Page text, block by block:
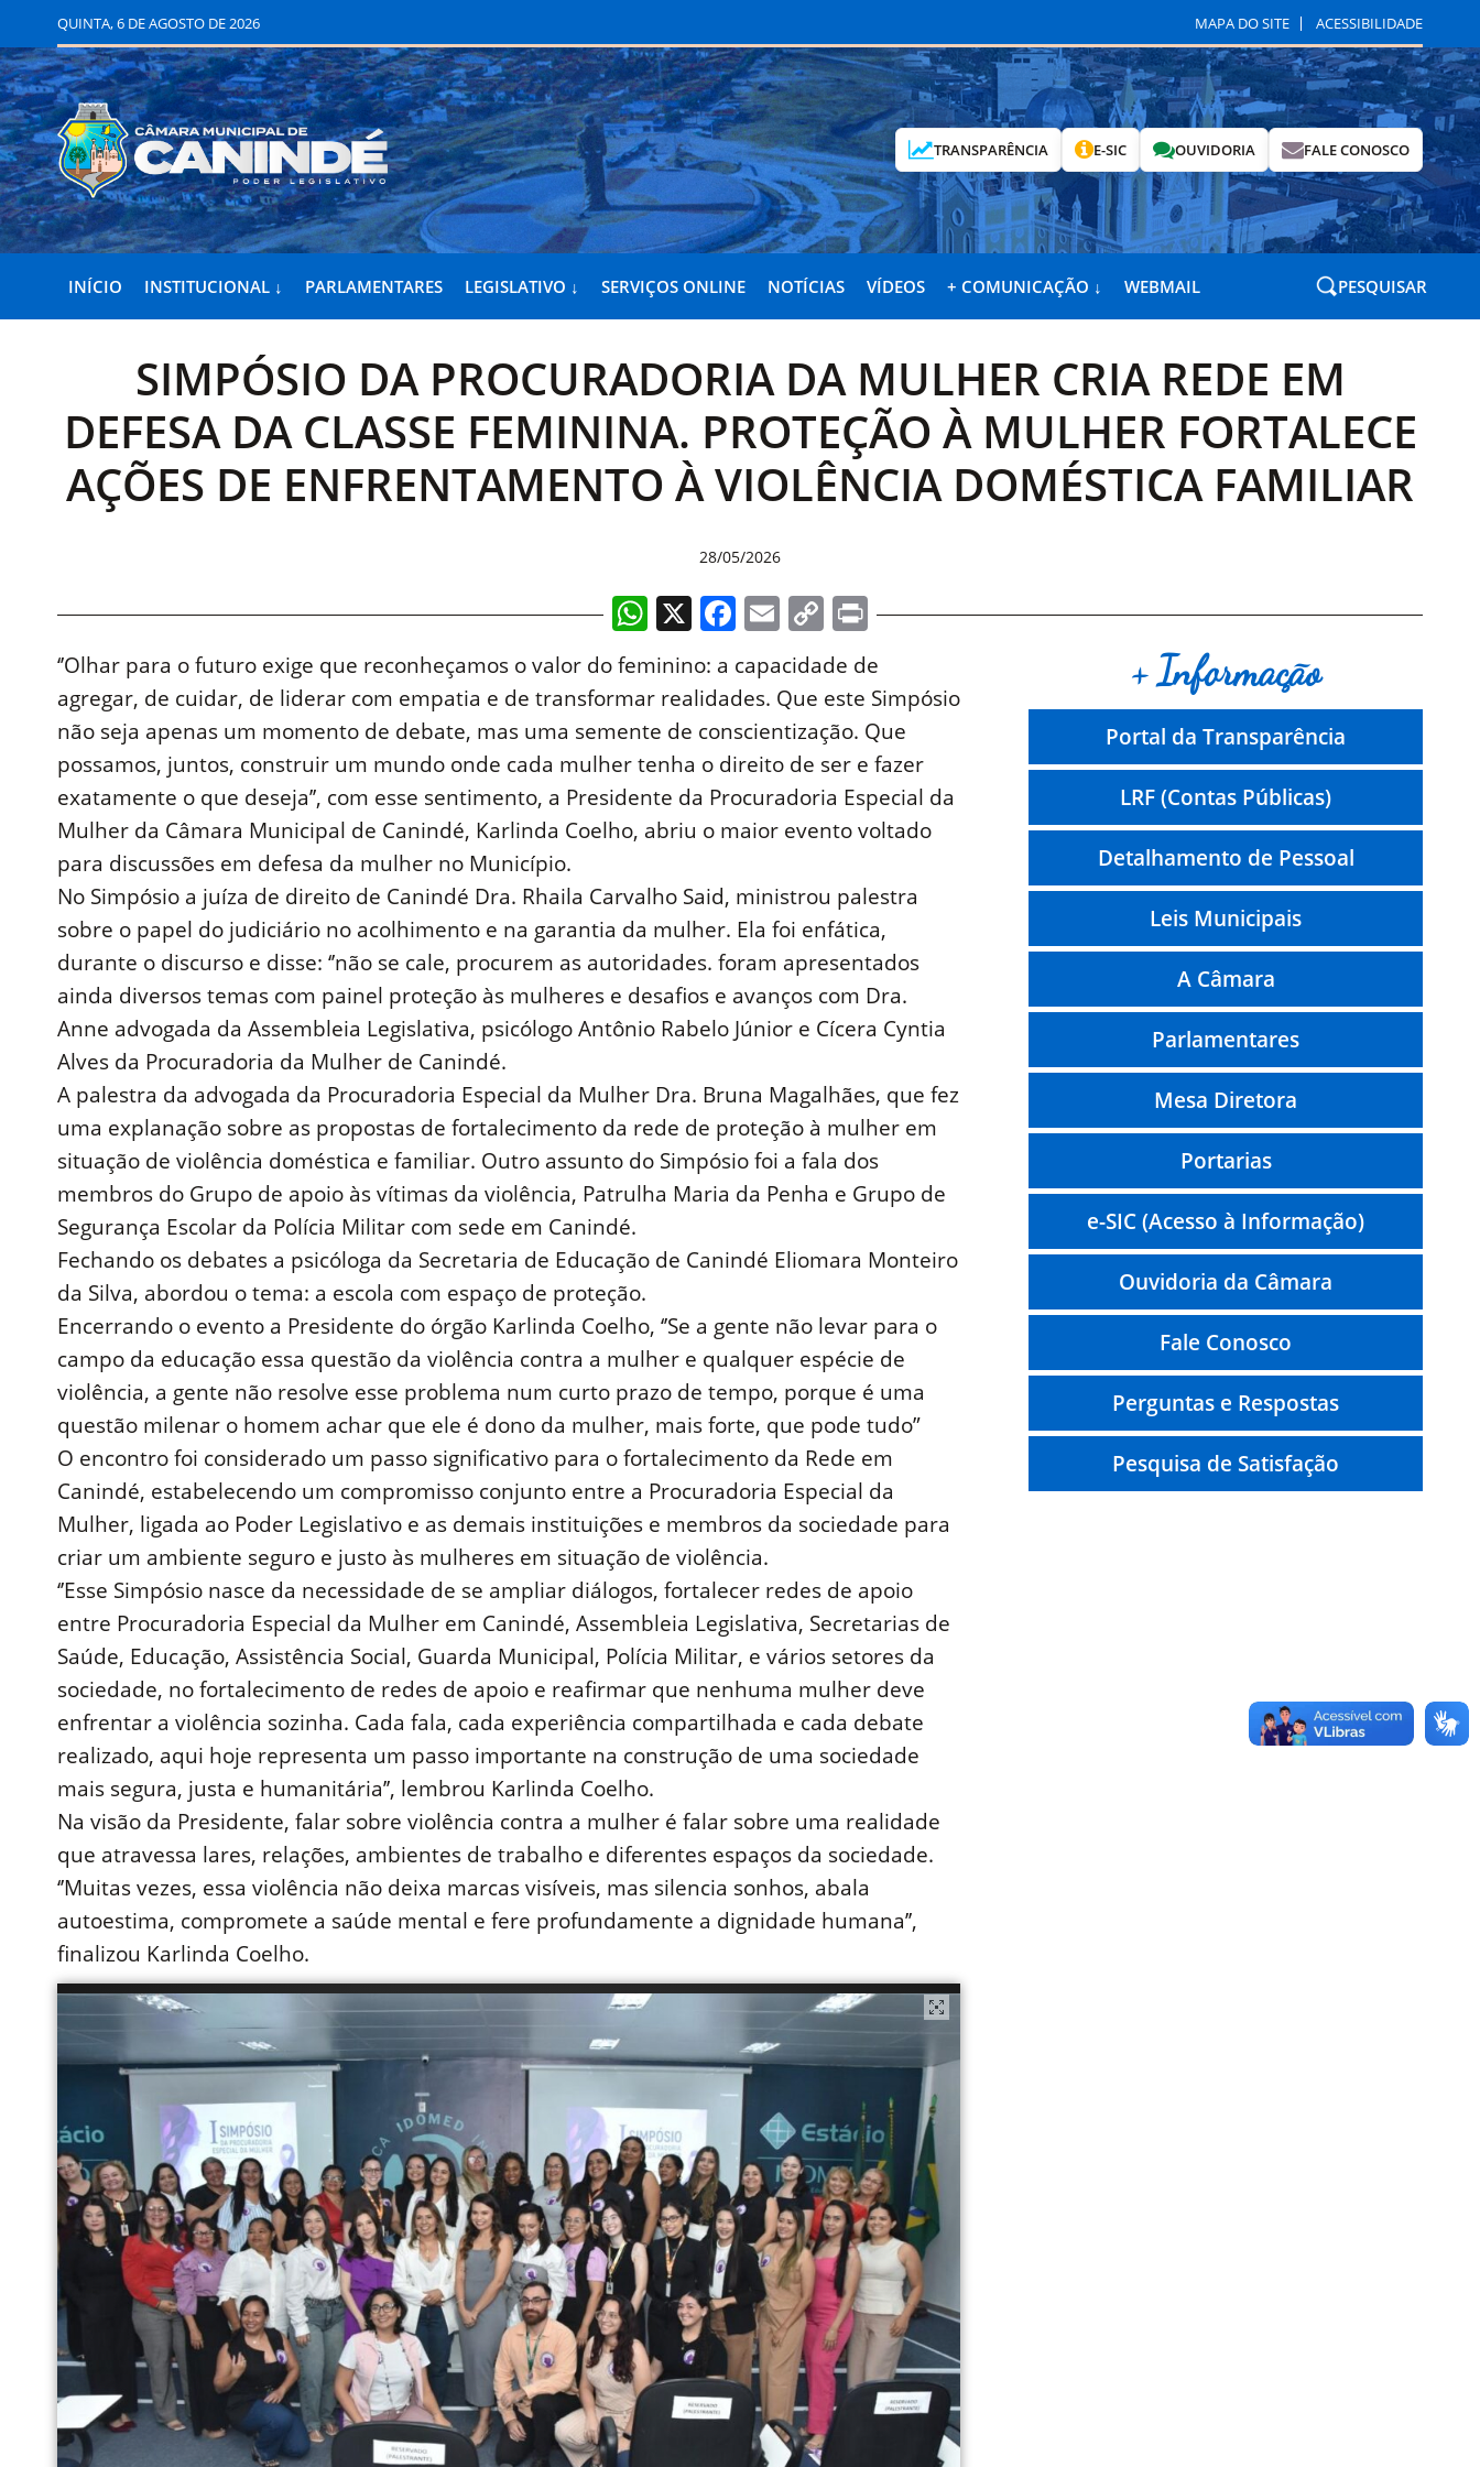
QUINTA, 6 DE AGOSTO DE 2026 MAPA DO SITE ACESSIBILIDADE
TRANSPARÊNCIA E-SIC OUVIDORIA FALE CONOSCO
INÍCIO INSTITUCIONAL ↓ PARLAMENTARES LEGISLATIVO ↓ SERVIÇOS ONLINE NOTÍCIAS VÍDEOS + COMUNICAÇÃO ↓ WEBMAIL PESQUISAR
SIMPÓSIO DA PROCURADORIA DA MULHER CRIA REDE EM
DEFESA DA CLASSE FEMININA. PROTEÇÃO À MULHER FORTALECE
AÇÕES DE ENFRENTAMENTO À VIOLÊNCIA DOMÉSTICA FAMILIAR
28/05/2026
WhatsApp
X Facebook
EmailCopy
Link
Print
‘’Olhar para o futuro exige que reconheçamos o valor do feminino: a capacidade de
agregar, de cuidar, de liderar com empatia e de transformar realidades. Que este Simpósio
não seja apenas um momento de debate, mas uma semente de conscientização. Que
possamos, juntos, construir um mundo onde cada mulher tenha o direito de ser e fazer
exatamente o que deseja’’, com esse sentimento, a Presidente da Procuradoria Especial da
Mulher da Câmara Municipal de Canindé, Karlinda Coelho, abriu o maior evento voltado
para discussões em defesa da mulher no Município.
No Simpósio a juíza de direito de Canindé Dra. Rhaila Carvalho Said, ministrou palestra
sobre o papel do judiciário no acolhimento e na garantia da mulher. Ela foi enfática,
durante o discurso e disse: ‘’não se cale, procurem as autoridades. foram apresentados
ainda diversos temas com painel proteção às mulheres e desafios e avanços com Dra.
Anne advogada da Assembleia Legislativa, psicólogo Antônio Rabelo Júnior e Cícera Cyntia
Alves da Procuradoria da Mulher de Canindé.
A palestra da advogada da Procuradoria Especial da Mulher Dra. Bruna Magalhães, que fez
uma explanação sobre as propostas de fortalecimento da rede de proteção à mulher em
situação de violência doméstica e familiar. Outro assunto do Simpósio foi a fala dos
membros do Grupo de apoio às vítimas da violência, Patrulha Maria da Penha e Grupo de
Segurança Escolar da Polícia Militar com sede em Canindé.
Fechando os debates a psicóloga da Secretaria de Educação de Canindé Eliomara Monteiro
da Silva, abordou o tema: a escola com espaço de proteção.
Encerrando o evento a Presidente do órgão Karlinda Coelho, ‘’Se a gente não levar para o
campo da educação essa questão da violência contra a mulher e qualquer espécie de
violência, a gente não resolve esse problema num curto prazo de tempo, porque é uma
questão milenar o homem achar que ele é dono da mulher, mais forte, que pode tudo”
O encontro foi considerado um passo significativo para o fortalecimento da Rede em
Canindé, estabelecendo um compromisso conjunto entre a Procuradoria Especial da
Mulher, ligada ao Poder Legislativo e as demais instituições e membros da sociedade para
criar um ambiente seguro e justo às mulheres em situação de violência.
‘’Esse Simpósio nasce da necessidade de se ampliar diálogos, fortalecer redes de apoio
entre Procuradoria Especial da Mulher em Canindé, Assembleia Legislativa, Secretarias de
Saúde, Educação, Assistência Social, Guarda Municipal, Polícia Militar, e vários setores da
sociedade, no fortalecimento de redes de apoio e reafirmar que nenhuma mulher deve
enfrentar a violência sozinha. Cada fala, cada experiência compartilhada e cada debate
realizado, aqui hoje representa um passo importante na construção de uma sociedade
mais segura, justa e humanitária’’, lembrou Karlinda Coelho.
Na visão da Presidente, falar sobre violência contra a mulher é falar sobre uma realidade
que atravessa lares, relações, ambientes de trabalho e diferentes espaços da sociedade.
‘’Muitas vezes, essa violência não deixa marcas visíveis, mas silencia sonhos, abala
autoestima, compromete a saúde mental e fere profundamente a dignidade humana’’,
finalizou Karlinda Coelho.
+ Informação
Portal da Transparência
LRF (Contas Públicas)
Detalhamento de Pessoal
Leis Municipais
A Câmara
Parlamentares
Mesa Diretora
Portarias
e-SIC (Acesso à Informação)
Ouvidoria da Câmara
Fale Conosco
Perguntas e Respostas
Pesquisa de Satisfação